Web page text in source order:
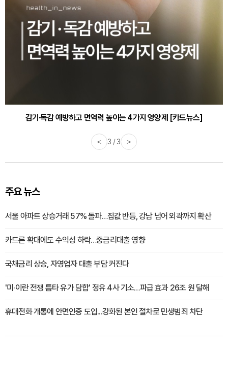
감기·독감 예방하고 면역력 높이는 4가지 영양제 [카드뉴스]
< 3 / 3 >
주요 뉴스
서울 아파트 상승거래 57% 돌파…집값 반등, 강남 넘어 외곽까지 확산
카드론 확대에도 수익성 하락…중금리대출 영향
국채금리 상승, 자영업자 대출 부담 커진다
'미·이란 전쟁 틈타 유가 담합' 정유 4사 기소…파급 효과 26조 원 달해
휴대전화 개통에 안면인증 도입...강화된 본인 절차로 민생범죄 차단